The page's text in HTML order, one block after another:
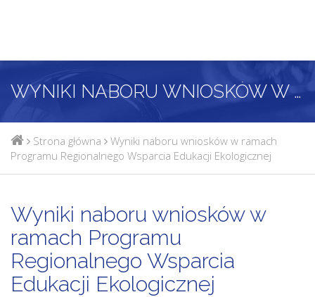
WYNIKI NABORU WNIOSKÓW W RAMACH PROGRAMU REGIONALNEGO WSPARCIA EDUKACJI EKOLOGICZNEJ
Strona główna
Wyniki naboru wniosków w ramach
Programu Regionalnego Wsparcia Edukacji Ekologicznej
Wyniki naboru wniosków w
ramach Programu
Regionalnego Wsparcia
Edukacji Ekologicznej